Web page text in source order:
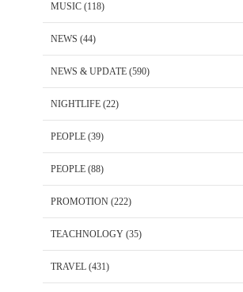
MUSIC (118)
NEWS (44)
NEWS & UPDATE (590)
NIGHTLIFE (22)
PEOPLE (39)
PEOPLE (88)
PROMOTION (222)
TEACHNOLOGY (35)
TRAVEL (431)